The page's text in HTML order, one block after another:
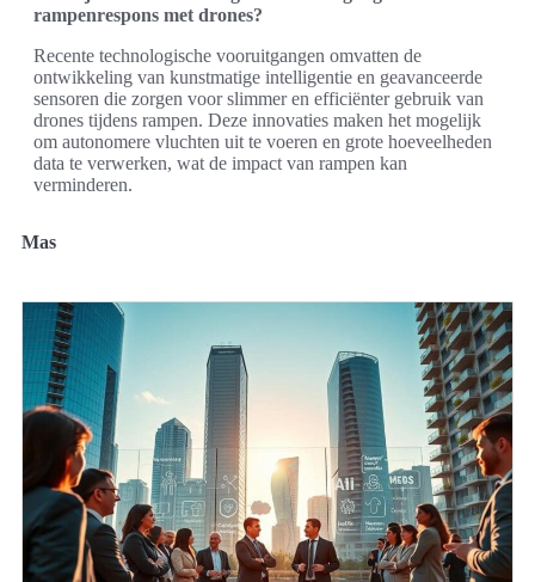
rampenrespons met drones?
Recente technologische vooruitgangen omvatten de
ontwikkeling van kunstmatige intelligentie en geavanceerde
sensoren die zorgen voor slimmer en efficiënter gebruik van
drones tijdens rampen. Deze innovaties maken het mogelijk
om autonomere vluchten uit te voeren en grote hoeveelheden
data te verwerken, wat de impact van rampen kan
verminderen.
Mas